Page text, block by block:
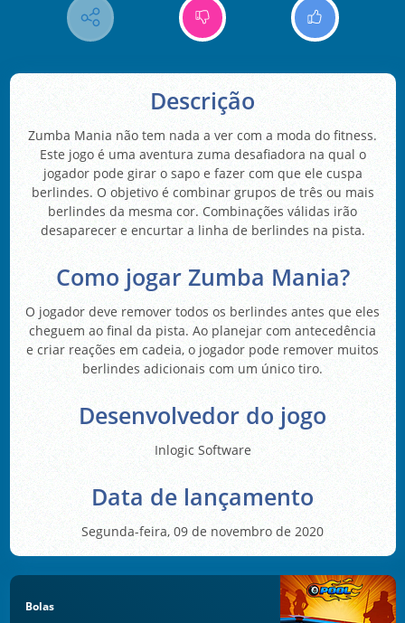
Descrição
Zumba Mania não tem nada a ver com a moda do fitness.
Este jogo é uma aventura zuma desafiadora na qual o
jogador pode girar o sapo e fazer com que ele cuspa
berlindes. O objetivo é combinar grupos de três ou mais
berlindes da mesma cor. Combinações válidas irão
desaparecer e encurtar a linha de berlindes na pista.
Como jogar Zumba Mania?
O jogador deve remover todos os berlindes antes que eles
cheguem ao final da pista. Ao planejar com antecedência
e criar reações em cadeia, o jogador pode remover muitos
berlindes adicionais com um único tiro.
Desenvolvedor do jogo
Inlogic Software
Data de lançamento
Segunda-feira, 09 de novembro de 2020
Bolas